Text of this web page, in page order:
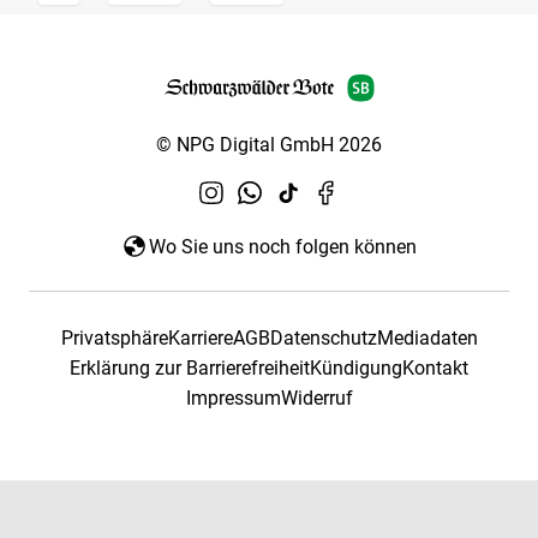
© NPG Digital GmbH 2026
Wo Sie uns noch folgen können
PrivatsphäreKarriereAGBDatenschutzMediadaten
Erklärung zur BarrierefreiheitKündigungKontakt
ImpressumWiderruf